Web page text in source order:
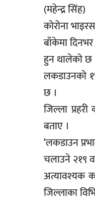
(महेन्द्र सिंह)
कोरोना
बाँकेमा
हुन थालेको छ
लकडाउनको
छ ।
जिल्ला
बताए ।
‘लकडाउन
चलाउने २१९
अत्यावश्यक
जिल्लाका